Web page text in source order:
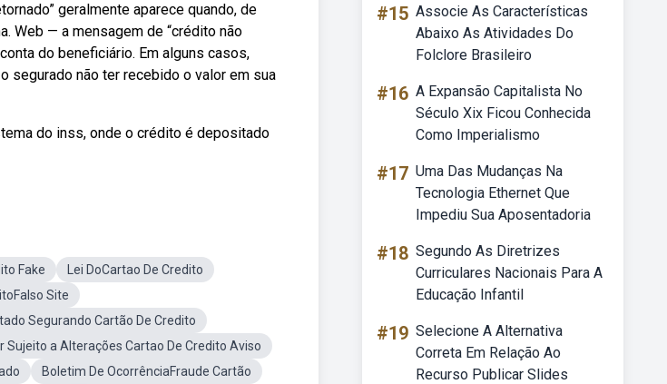
geralmente aparece quando, de
Web — a mensagem de “crédito não
do beneficiário. Em alguns casos,
segurado não ter recebido o valor em sua
do inss, onde o crédito é depositado
Fake
Lei DoCartao De Credito
Site
Segurando Cartão De Credito
Sujeito a Alterações Cartao De Credito Aviso
Boletim De OcorrênciaFraude Cartão
#15 Associe As Características
Abaixo As Atividades Do
Folclore Brasileiro
#16 A Expansão Capitalista No
Século Xix Ficou Conhecida
Como Imperialismo
#17 Uma Das Mudanças Na
Tecnologia Ethernet Que
Impediu Sua Aposentadoria
#18 Segundo As Diretrizes
Curriculares Nacionais Para A
Educação Infantil
#19 Selecione A Alternativa
Correta Em Relação Ao
Recurso Publicar Slides